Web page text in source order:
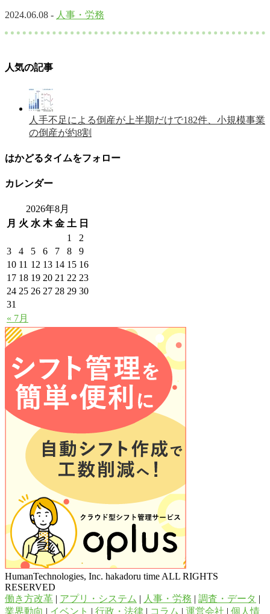
2024.06.08 - 人事・労務
人気の記事
人手不足による倒産が上半期だけで182件、小規模事業
の倒産が約8割
はかどるタイムをフォロー
カレンダー
2026年8月
月 火 水 木 金 土 日
« 7月
1
2
3
4 5 6 7 8
9
10 11 12 13 14 15 16
17 18 19 20 21 22 23
24 25 26 27 28 29 30
31
HumanTechnologies, Inc. hakadoru time ALL RIGHTS
RESERVED
働き方改革 | アプリ・システム | 人事・労務 | 調査・データ |
業界動向 | イベント | 行政・法律 | コラム | 運営会社 | 個人情